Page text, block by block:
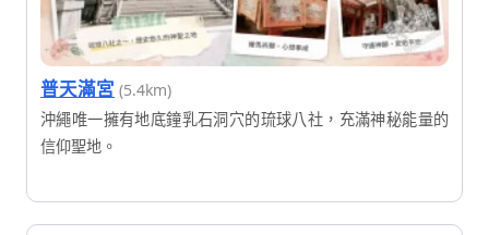
普天滿宮 (5.4km)
沖繩唯一擁有地底鐘乳石洞穴的琉球八社，充滿神秘能量的
信仰聖地。